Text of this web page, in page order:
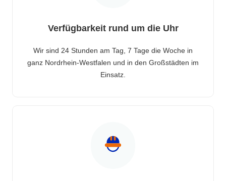
Verfügbarkeit rund um die Uhr
Wir sind 24 Stunden am Tag, 7 Tage die Woche in
ganz Nordrhein-Westfalen und in den Großstädten im
Einsatz.